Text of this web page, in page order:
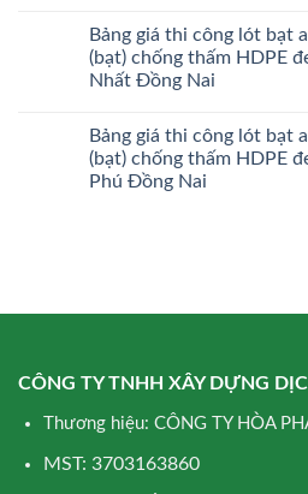
Bảng giá thi công lót bạt
(bạt) chống thấm HDPE
Nhất Đồng Nai
Bảng giá thi công lót bạt
(bạt) chống thấm HDPE
Phú Đồng Nai
CÔNG TY TNHH XÂY DỰNG
Thương hiệu: CÔNG TY HÒA
MST: 3703163860